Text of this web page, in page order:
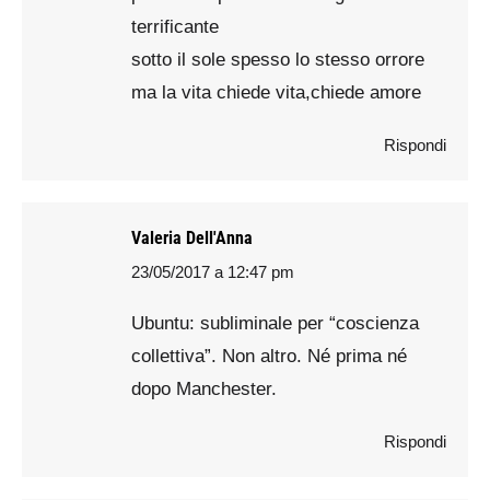
terrificante
sotto il sole spesso lo stesso orrore
ma la vita chiede vita,chiede amore
Rispondi
Valeria Dell'Anna
says:
23/05/2017 a 12:47 pm
Ubuntu: subliminale per “coscienza
collettiva”. Non altro. Né prima né
dopo Manchester.
Rispondi